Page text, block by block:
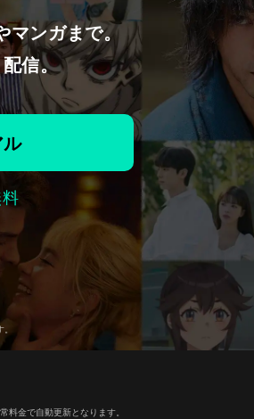
マンガまで。
信。
金で自動更新となります。